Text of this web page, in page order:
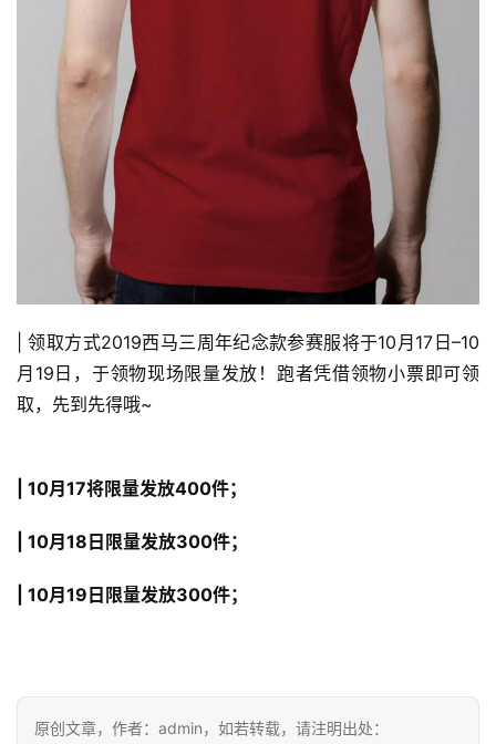
| 领取方式2019西马三周年纪念款参赛服将于10月17日–10
月19日，于领物现场限量发放！跑者凭借领物小票即可领
取，先到先得哦~
| 10月17将限量发放400件；
| 10月18日限量发放300件；
| 10月19日限量发放300件；
原创文章，作者：admin，如若转载，请注明出处：